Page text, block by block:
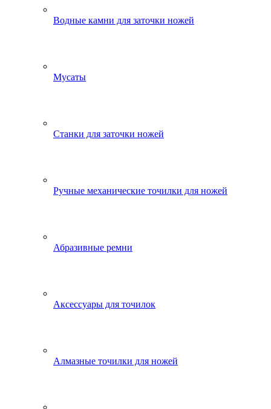
Водные камни для заточки ножей
Мусаты
Станки для заточки ножей
Ручные механические точилки для ножей
Абразивные ремни
Аксессуары для точилок
Алмазные точилки для ножей